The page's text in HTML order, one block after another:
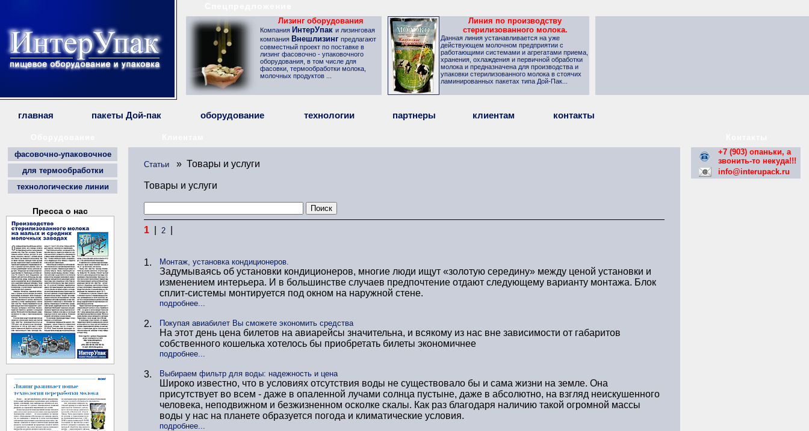
Лизинг оборудования
Компания ИнтерУпак и лизинговая
компания Внешлизинг предлагают
совместный проект по поставке в
лизинг фасовочно - упаковочного
оборудования, в том числе для
фасовки, термообработки молока,
молочных продуктов ...
Линия по производству
стерилизованного молока.
Данная линия устанавливается на уже
действующем молочном предприятии с
работающими системами и агрегатами приема,
хранения, охлаждения и первичной обработки
молока и предназначена для производства и
упаковки стерилизованного молока в стоячих
ламинированных пакетах типа Дой-Пак...
главная пакеты Дой-пак оборудование технологии партнеры клиентам контакты
фасовочно-упаковочное
для термообработки
технологические линии
Пресса о нас
Статьи » Товары и услуги
Товары и услуги
1 2
1. Монтаж, установка кондиционеров.
Задумываясь об установки кондиционеров, многие люди ищут «золотую середину» между ценой установки и
изменением интерьера. И в большинстве случаев предпочтение отдают следующему варианту монтажа. Блок
сплит-системы монтируется под окном на наружной стене.
подробнее...
2. Покупая авиабилет Вы сможете экономить средства
На этот день цена билетов на авиарейсы значительна, и всякому из нас вне зависимости от габаритов
собственного кошелька хотелось бы приобретать билеты экономичнее
подробнее...
3. Выбираем фильтр для воды: надежность и цена
Широко известно, что в условиях отсутствия воды не существовало бы и сама жизни на земле. Она
присутствует во всем - даже в опаленной лучами солнца пустыне, даже в абсолютно, на взгляд неискушенного
человека, неподвижном и безжизненном осколке скалы. Как раз благодаря наличию такой огромной массы
воды у нас на планете образуется погода и климатические условия.
подробнее...
+7 (903) опаньки, а
звонить-то некуда!!!
info@interupack.ru